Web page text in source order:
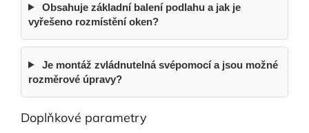
Obsahuje základní balení podlahu a jak je
vyřešeno rozmístění oken?
Je montáž zvládnutelná svépomocí a jsou možné
rozměrové úpravy?
Doplňkové parametry